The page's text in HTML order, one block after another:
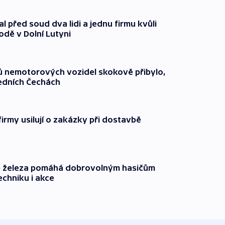
před soud dva lidi a jednu firmu kvůli
v Dolní Lutyni
nemotorových vozidel skokově přibylo,
Čechách
usilují o zakázky při dostavbě
železa pomáhá dobrovolným hasičům
i akce